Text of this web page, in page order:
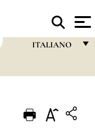
ITALIANO
PORTUGUÊS